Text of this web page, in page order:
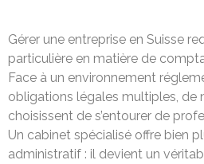
Gérer une entreprise en Suisse
particulière en matière de
Face à un environnement
obligations légales multiples, de
choisissent de s’entourer de
Un cabinet spécialisé offre bien
administratif : il devient un